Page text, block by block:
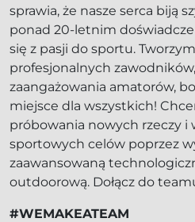
sprawia, że nasze serca biją
ponad 20-letnim
się z pasji do sportu.
profesjonalnych
zaangażowania amatorów,
miejsce dla wszystkich!
próbowania nowych rzeczy i
sportowych celów poprzez
zaawansowaną
outdoorową. Dołącz do
#WEMAKEATEAM